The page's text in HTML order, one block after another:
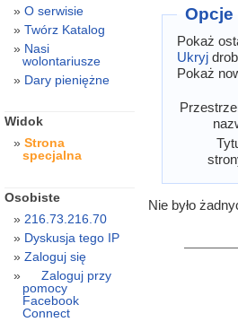
Opcje
Pokaż
Ukryj
Pokaż
Nie było
O serwisie
Twórz Katalog
Nasi
wolontariusze
Dary pieniężne
Widok
Strona
specjalna
Osobiste
216.73.216.70
Dyskusja tego IP
Zaloguj się
Zaloguj przy
pomocy
Facebook
Connect